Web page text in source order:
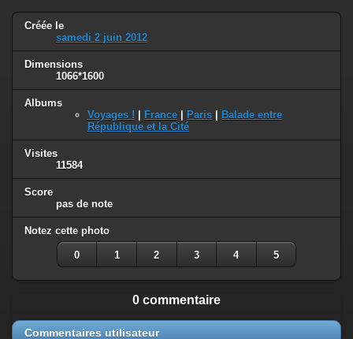
Créée le
samedi 2 juin 2012
Dimensions
1066*1600
Albums
Voyages !
France Paris
Balade entre
République et la Cité
Visites
11584
Score
pas de note
Notez cette photo
0 1 2 3 4 5
0 commentaire
Commentaires utilisateur